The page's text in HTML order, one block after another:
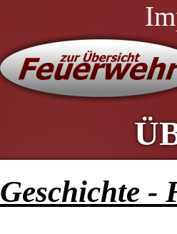
Geschichte -